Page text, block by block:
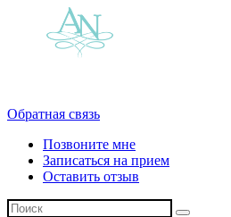
Обратная связь
Позвоните мне
Записаться на прием
Оставить отзыв